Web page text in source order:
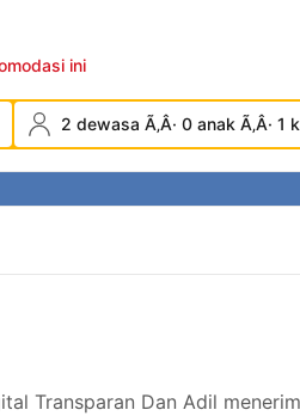
ini
2 dewasa Ã‚Â· 0 anak Ã‚Â· 1
Transparan Dan Adil